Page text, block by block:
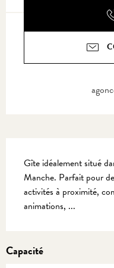
Gîte idéalement situé
Manche. Parfait pour
activités à proximité,
animations, ...
Capacité